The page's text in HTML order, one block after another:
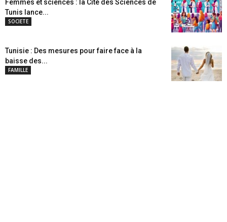
Femmes et sciences : la Cité des Sciences de
Tunis lance...
SOCIETE
Tunisie : Des mesures pour faire face à la
baisse des...
FAMILLE